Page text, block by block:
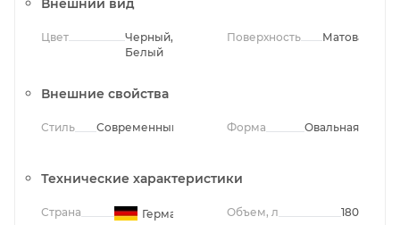
Внешний вид
Цвет
Черный,
Белый
Поверхность Матовая
Внешние свойства
Стиль Современный Форма Овальная
Технические характеристики
Страна Германия Объем, л 180